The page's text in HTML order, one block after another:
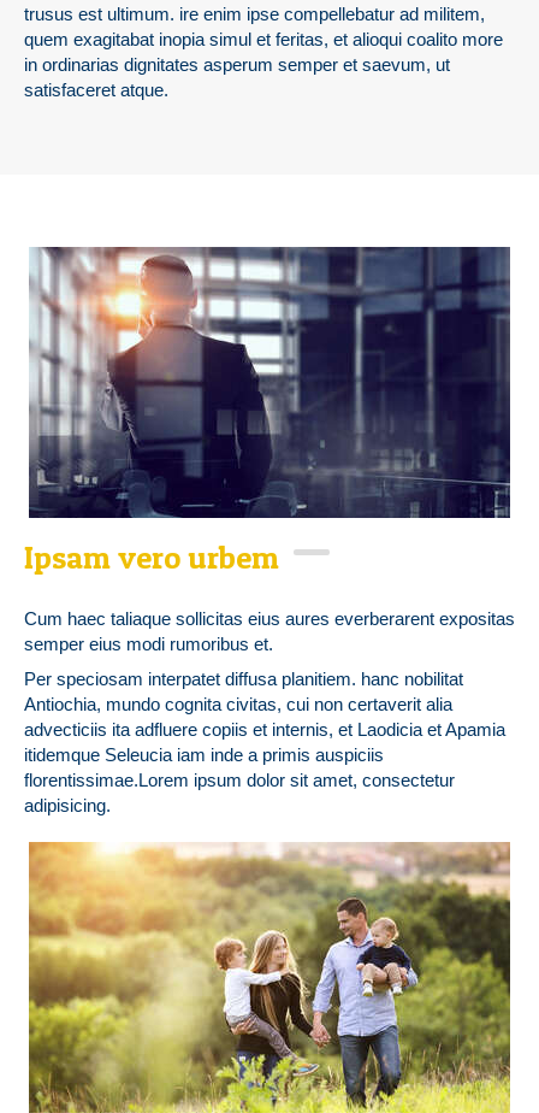
trusus est ultimum. ire enim ipse compellebatur ad militem,
quem exagitabat inopia simul et feritas, et alioqui coalito more
in ordinarias dignitates asperum semper et saevum, ut
satisfaceret atque.
Ipsam vero urbem
Cum haec taliaque sollicitas eius aures everberarent expositas
semper eius modi rumoribus et.
Per speciosam interpatet diffusa planitiem. hanc nobilitat
Antiochia, mundo cognita civitas, cui non certaverit alia
advecticiis ita adfluere copiis et internis, et Laodicia et Apamia
itidemque Seleucia iam inde a primis auspiciis
florentissimae.Lorem ipsum dolor sit amet, consectetur
adipisicing.